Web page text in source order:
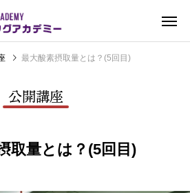
最大酸素摂取量とは？(5回目)
公開講座
取量とは？(5回目)